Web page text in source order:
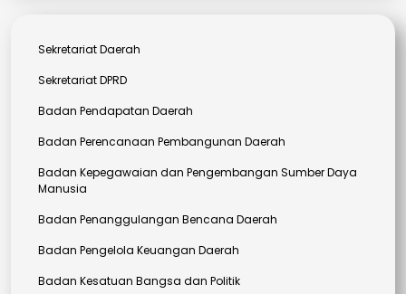
Sekretariat Daerah
Sekretariat DPRD
Badan Pendapatan Daerah
Badan Perencanaan Pembangunan Daerah
Badan Kepegawaian dan Pengembangan Sumber Daya
Manusia
Badan Penanggulangan Bencana Daerah
Badan Pengelola Keuangan Daerah
Badan Kesatuan Bangsa dan Politik